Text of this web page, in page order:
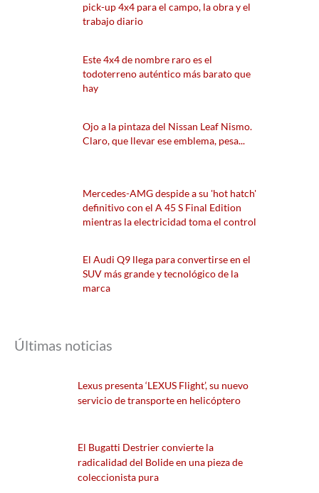
pick-up 4x4 para el campo, la obra y el
trabajo diario
Este 4x4 de nombre raro es el
todoterreno auténtico más barato que
hay
Ojo a la pintaza del Nissan Leaf Nismo.
Claro, que llevar ese emblema, pesa...
Mercedes-AMG despide a su 'hot hatch'
definitivo con el A 45 S Final Edition
mientras la electricidad toma el control
El Audi Q9 llega para convertirse en el
SUV más grande y tecnológico de la
marca
Últimas noticias
Lexus presenta ‘LEXUS Flight’, su nuevo
servicio de transporte en helicóptero
El Bugatti Destrier convierte la
radicalidad del Bolide en una pieza de
coleccionista pura